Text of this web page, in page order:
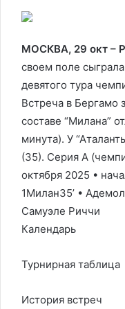
МОСКВА, 29 окт –
своем поле
девятого тура
Встреча в Бергамо
составе “Милана”
минута). У
(35). Серия А
октября 2025 •
1Милан35‎’‎ •
Самуэле Риччи
Календарь
Турнирная таблица
История встреч